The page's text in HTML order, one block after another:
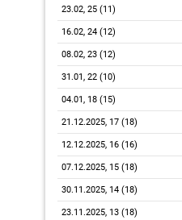
23.02, 25 (11)
16.02, 24 (12)
08.02, 23 (12)
31.01, 22 (10)
04.01, 18 (15)
21.12.2025, 17 (18)
12.12.2025, 16 (16)
07.12.2025, 15 (18)
30.11.2025, 14 (18)
23.11.2025, 13 (18)